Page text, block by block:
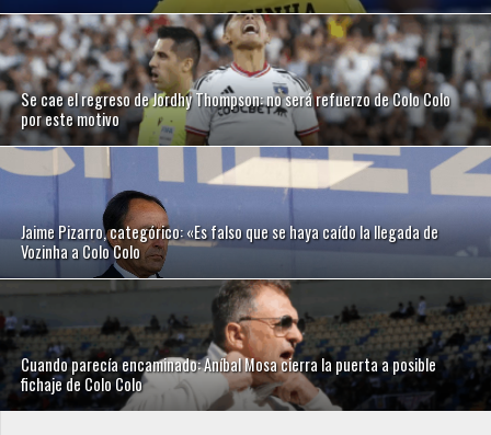
Se cae el regreso de Jordhy Thompson: no será refuerzo de Colo Colo
por este motivo
Jaime Pizarro, categórico: «Es falso que se haya caído la llegada de
Vozinha a Colo Colo
Cuando parecía encaminado: Aníbal Mosa cierra la puerta a posible
fichaje de Colo Colo